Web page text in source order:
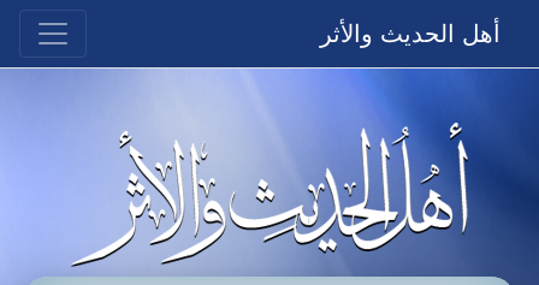
أهل الحديث والأثر